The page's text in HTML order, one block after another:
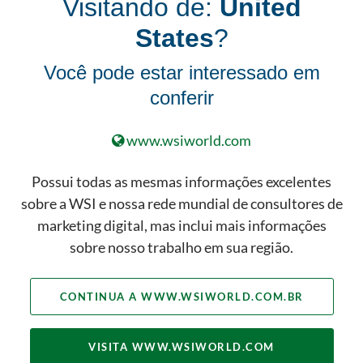
Soluções Locais customizadas
para o seu negócio
Entendemos que cada cidade é única,
por isso adaptamos nossas soluções de
marketing digital às suas necessidades
seus clientes e da clientela local. É a sua
Visitando de: United
States?
Você pode estar interessado em
conferir
www.wsiworld.com
Possui todas as mesmas informações excelentes
sobre a WSI e nossa rede mundial de consultores de
marketing digital, mas inclui mais informações
sobre nosso trabalho em sua região.
CONTINUA A WWW.WSIWORLD.COM.BR
VISITA WWW.WSIWORLD.COM